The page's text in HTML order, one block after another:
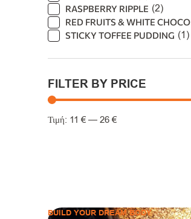
RASPBERRY RIPPLE (2)
RED FRUITS & WHITE CHOCO
STICKY TOFFEE PUDDING (1)
VANILLA CINNAMON (1)
FILTER BY PRICE
11 €— 26 €
BUILD YOUR DREAM BODY